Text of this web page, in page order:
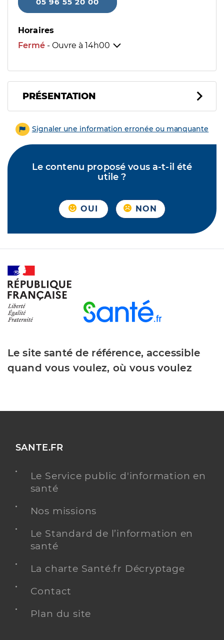
Horaires
Fermé - Ouvre à 14h00
PRÉSENTATION
Signaler une information erronée ou manquante
Le contenu proposé vous a-t-il été
utile ?
OUI NON
Le site santé de référence, accessible
quand vous voulez, où vous voulez
SANTE.FR
Le Service public d'information en
santé
Nos missions
Le Standard de l’information en
santé
La charte Santé.fr Décryptage
Contact
Plan du site